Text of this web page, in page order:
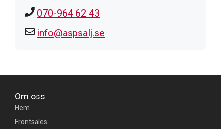
070-964 62 43
info@aspsalj.se
Om oss
Hem
Frontsales